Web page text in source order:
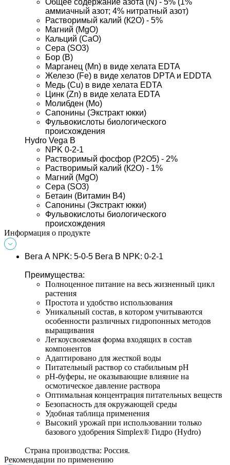
Общее содержание азота (N) - 5% (1%
аммиачный азот; 4% нитратный азот)
Растворимый калий (К2О) - 5%
Магний (MgO)
Кальций (СаО)
Сера (SO3)
Бор (В)
Марганец (Mn) в виде хелата EDTA
Железо (Fe) в виде хелатов DPTA и EDDTA
Медь (Cu) в виде хелата EDTA
Цинк (Zn) в виде хелата EDTA
Молибден (Мо)
Сапонины (Экстракт юкки)
Фульвокислоты биологического
происхождения
Hydro Vega B
NPK 0-2-1
Растворимый фосфор (Р2О5) - 2%
Растворимый калий (К2О) - 1%
Магний (MgO)
Сера (SO3)
Бетаин (Витамин В4)
Сапонины (Экстракт юкки)
Фульвокислоты биологического
происхождения
Информация о продукте
Вега А NPK: 5-0-5 Вега В NPK: 0-2-1
Преимущества:
Полноценное питание на весь жизненный цикл
растения
Простота и удобство использования
Уникальный состав, в котором учитываются
особенности различных гидропонных методов
выращивания
Легкоусвояемая форма входящих в состав
компонентов
Адаптировано для жесткой воды
Питательный раствор со стабильным рН
рН-буферы, не оказывающие влияние на
осмотическое давление раствора
Оптимальная концентрация питательных веществ
Безопасность для окружающей среды
Удобная таблица применения
Высокий урожай при использовании только
базового удобрения Simplex® Гидро (Hydro)
Страна производства: Россия.
Рекомендации по применению